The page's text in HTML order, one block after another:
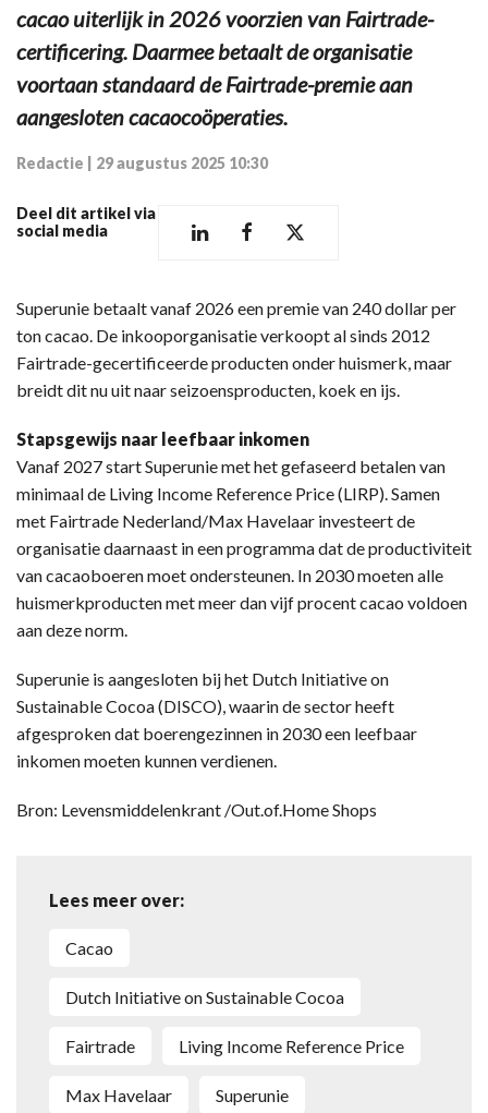
cacao uiterlijk in 2026 voorzien van Fairtrade-
certificering. Daarmee betaalt de organisatie
voortaan standaard de Fairtrade-premie aan
aangesloten cacaocoöperaties.
Redactie 29 augustus 2025 10:30
Deel dit artikel via
social media
Superunie betaalt vanaf 2026 een premie van 240 dollar per
ton cacao. De inkooporganisatie verkoopt al sinds 2012
Fairtrade-gecertificeerde producten onder huismerk, maar
breidt dit nu uit naar seizoensproducten, koek en ijs.
Stapsgewijs naar leefbaar inkomen
Vanaf 2027 start Superunie met het gefaseerd betalen van
minimaal de Living Income Reference Price (LIRP). Samen
met Fairtrade Nederland/Max Havelaar investeert de
organisatie daarnaast in een programma dat de productiviteit
van cacaoboeren moet ondersteunen. In 2030 moeten alle
huismerkproducten met meer dan vijf procent cacao voldoen
aan deze norm.
Superunie is aangesloten bij het Dutch Initiative on
Sustainable Cocoa (DISCO), waarin de sector heeft
afgesproken dat boerengezinnen in 2030 een leefbaar
inkomen moeten kunnen verdienen.
Bron: Levensmiddelenkrant /Out.of.Home Shops
Lees meer over:
cacao
Dutch Initiative on Sustainable Cocoa
Fairtrade Living Income Reference Price
Max Havelaar Superunie